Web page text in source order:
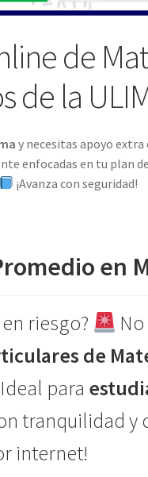
de
de la
y necesitas apoyo extra
enfocadas en tu plan
¡Avanza con seguridad!
en
riesgo?
de
para
tranquilidad y
internet!